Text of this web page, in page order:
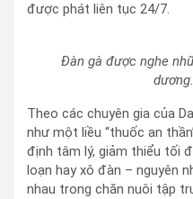
được phát liên tục 24/7.
Đàn gà được nghe
Theo các chuyên gia của
như một liều “thuốc an
định tâm lý, giảm thiểu tối
loạn hay xô đàn – nguyên
nhau trong chăn nuôi tập